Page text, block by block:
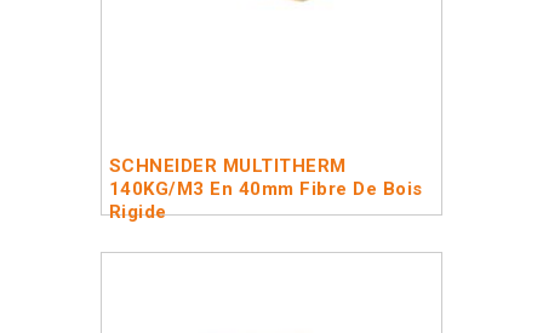
SCHNEIDER MULTITHERM
140KG/M3 En 40mm Fibre De Bois
Rigide